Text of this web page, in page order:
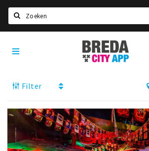
Home
Deals
Nieuws, interviews & blogs
Eten
Breda
City
App
Filter